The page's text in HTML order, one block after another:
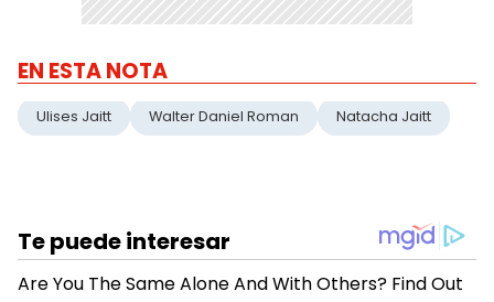
EN ESTA NOTA
Ulises Jaitt Walter Daniel Roman Natacha Jaitt